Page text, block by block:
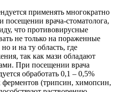
применять многократно
посещении врача-стоматолога,
что противовирусные
не только на пораженные
и на ту область, где
так как мази обладают
При посещении врача
обработать 0,1 – 0,5%
ферментов (трипсин, химопсин,